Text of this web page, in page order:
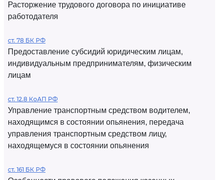
Расторжение трудового договора по инициативе
работодателя
ст. 78 БК РФ
Предоставление субсидий юридическим лицам,
индивидуальным предпринимателям, физическим
лицам
ст. 12.8 КоАП РФ
Управление транспортным средством водителем,
находящимся в состоянии опьянения, передача
управления транспортным средством лицу,
находящемуся в состоянии опьянения
ст. 161 БК РФ